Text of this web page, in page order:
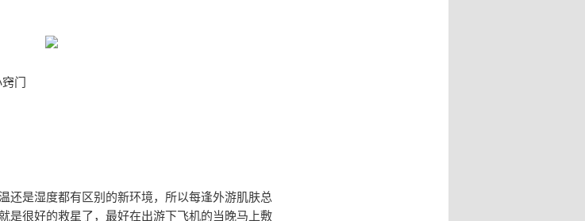
门
还是湿度都有区别的新环境，所以每逢外游肌肤总
是很好的救星了，最好在出游下飞机的当晚马上敷